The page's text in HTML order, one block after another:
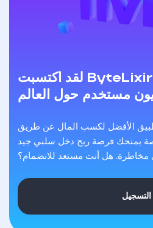
لقد اكتسبت ByteLixir ثقة أكثر من
مستخدم حول العالم
الأفضل لكسب المال عن طريق
يمنحك فرصة ربح دخل سلبي جيد
مخاطرة. هل أنت مستعد للانضمام؟
التسجيل